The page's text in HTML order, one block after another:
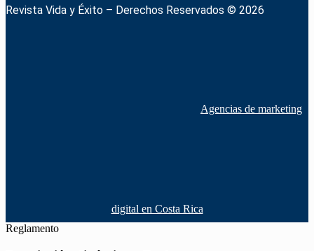
Revista Vida y Éxito – Derechos Reservados © 2026
Agencias de marketing
digital en Costa Rica
Reglamento